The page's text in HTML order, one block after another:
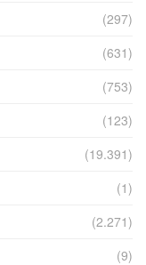
(297)
(631)
(753)
(123)
(19.391)
(1)
(2.271)
(9)